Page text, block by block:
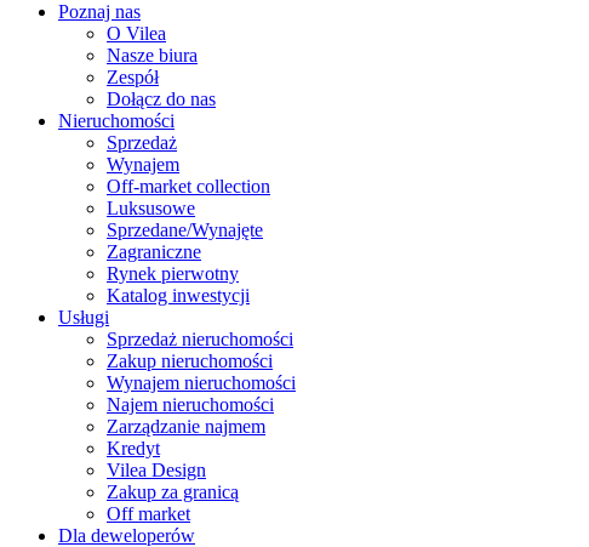
Poznaj nas
O Vilea
Nasze biura
Zespół
Dołącz do nas
Nieruchomości
Sprzedaż
Wynajem
Off-market collection
Luksusowe
Sprzedane/Wynajęte
Zagraniczne
Rynek pierwotny
Katalog inwestycji
Usługi
Sprzedaż nieruchomości
Zakup nieruchomości
Wynajem nieruchomości
Najem nieruchomości
Zarządzanie najmem
Kredyt
Vilea Design
Zakup za granicą
Off market
Dla deweloperów